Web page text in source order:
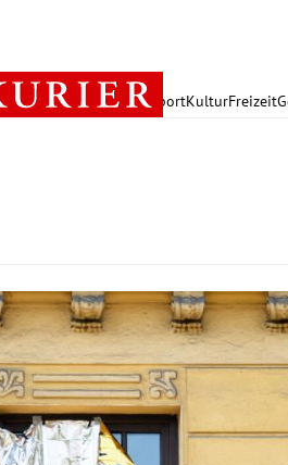
PolitikWirtschaft SportKulturFreizeit